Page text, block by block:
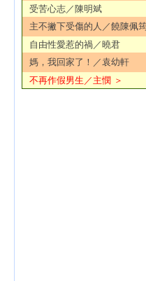
受苦心志／陳明斌
主不撇下受傷的人／饒陳佩筠
自由性愛惹的禍／曉君
媽，我回家了！／袁幼軒
不再作假男生／主憫 ＞